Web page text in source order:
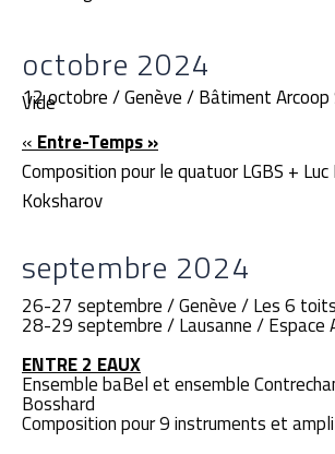
octobre 2024
12 octobre / Genève / Bâtiment Arcoop
Vide
« Entre-Temps »
Composition pour le quatuor LGBS +
Koksharov
septembre 2024
26-27 septembre / Genève / Les 6 toits
28-29 septembre / Lausanne / Espace
ENTRE 2 EAUX
Ensemble baBel et ensemble
Bosshard
Composition pour 9 instruments et